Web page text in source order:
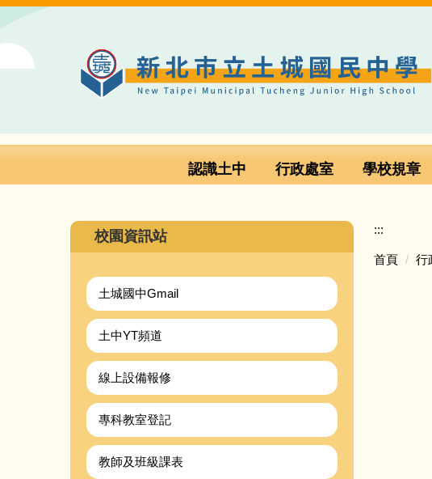
主
認識土中 行政處室 學校規章
校園資訊站
土城國中Gmail
土中YT頻道
線上設備報修
專科教室登記
教師及班級課表
:::
首頁 行